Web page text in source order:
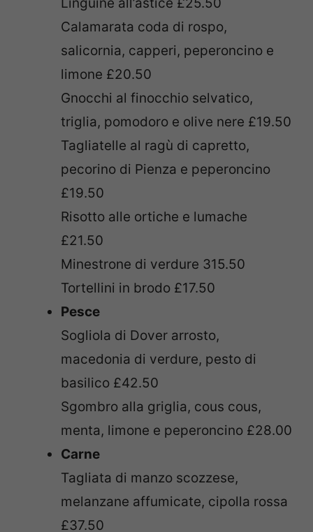
Calamarata coda di rospo,
salicornia, capperi, peperoncino e
limone £20.50
Gnocchi al finocchio selvatico,
triglia, pomodoro e olive nere £19.50
Tagliatelle al ragù di capretto,
pecorino di Pienza e peperoncino
£19.50
Risotto alle ortiche e lumache
£21.50
Minestrone di verdure 315.50
Tortellini in brodo £17.50
Pesce
Sogliola di Dover arrosto,
macedonia di verdure, pesto di
basilico £42.50
Sgombro alla griglia, cous cous,
menta, limone e peperoncino £28.00
Carne
Tagliata di manzo scozzese,
melanzane affumicate, cipolla rossa
£37.50